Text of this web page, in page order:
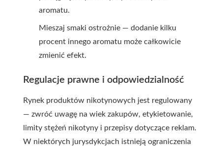
aromatu.
Mieszaj smaki ostrożnie — dodanie kilku
procent innego aromatu może całkowicie
zmienić efekt.
Regulacje prawne i odpowiedzialność
Rynek produktów nikotynowych jest regulowany
— zwróć uwagę na wiek zakupów, etykietowanie,
limity stężeń nikotyny i przepisy dotyczące reklam.
W niektórych jurysdykcjach istnieją ograniczenia